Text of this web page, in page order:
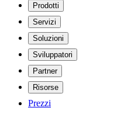
Prodotti
Servizi
Soluzioni
Sviluppatori
Partner
Risorse
Prezzi